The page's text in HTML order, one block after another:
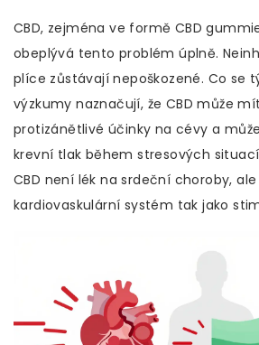
CBD, zejména ve formě CBD
obeplývá tento problém úplně.
plíce zůstávají nepoškozené. Co se
výzkumy naznačují, že CBD může
protizánětlivé účinky na cévy a
krevní tlak během stresových
CBD není lék na srdeční choroby,
kardiovaskulární systém tak jako